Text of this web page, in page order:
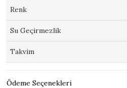
Renk
Su Geçirmezlik
Takvim
Ödeme Seçenekleri